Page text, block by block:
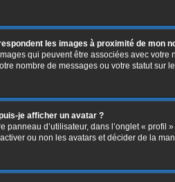
les images à proximité de mon
images qui peuvent être associées avec
nombre de messages ou votre statut sur
je afficher un avatar ?
panneau d’utilisateur, dans l’onglet « profil
ou non les avatars et décider de la